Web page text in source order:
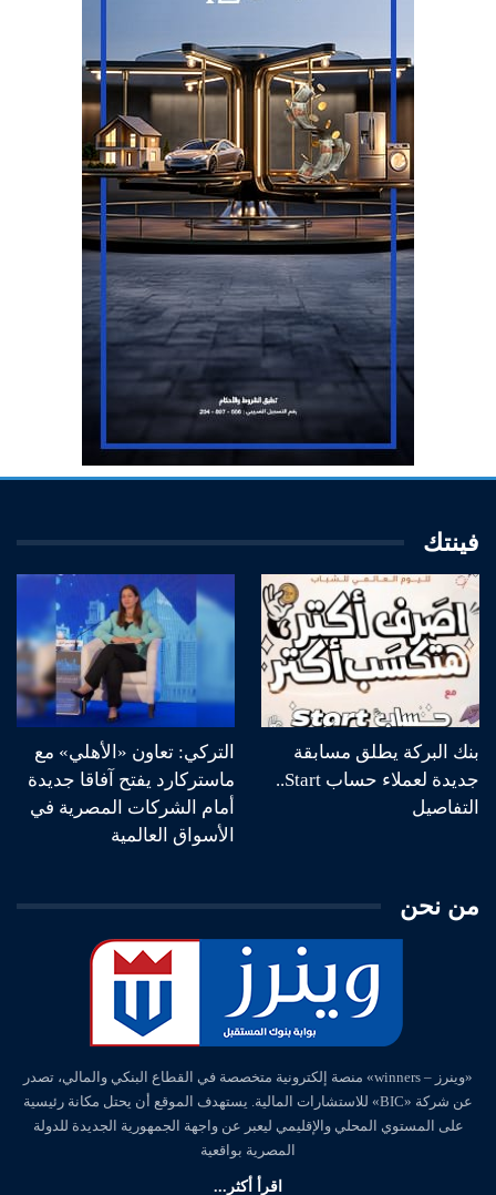
فينتك
بنك البركة يطلق مسابقة
جديدة لعملاء حساب Start..
التفاصيل
التركي: تعاون «الأهلي» مع
ماستركارد يفتح آفاقا جديدة
أمام الشركات المصرية في
الأسواق العالمية
من نحن
«وينرز – winners» منصة إلكترونية متخصصة في القطاع البنكي والمالي، تصدر
عن شركة «BIC» للاستشارات المالية. يستهدف الموقع أن يحتل مكانة رئيسية
على المستوي المحلي والإقليمي ليعبر عن واجهة الجمهورية الجديدة للدولة
المصرية بواقعية
اقرأ أكثر...